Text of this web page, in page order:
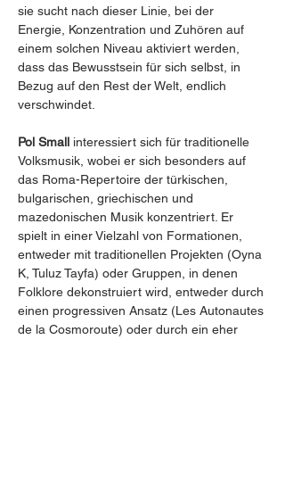
sie sucht nach dieser Linie, bei der
Energie, Konzentration und Zuhören auf
einem solchen Niveau aktiviert werden,
dass das Bewusstsein für sich selbst, in
Bezug auf den Rest der Welt, endlich
verschwindet.
Pol Small interessiert sich für traditionelle
Volksmusik, wobei er sich besonders auf
das Roma-Repertoire der türkischen,
bulgarischen, griechischen und
mazedonischen Musik konzentriert. Er
spielt in einer Vielzahl von Formationen,
entweder mit traditionellen Projekten (Oyna
K, Tuluz Tayfa) oder Gruppen, in denen
Folklore dekonstruiert wird, entweder durch
einen progressiven Ansatz (Les Autonautes
de la Cosmoroute) oder durch ein eher